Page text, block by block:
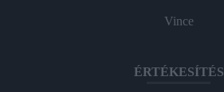
Vince
ÉRTÉKESÍTÉS